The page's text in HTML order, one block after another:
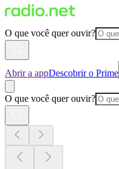
O que você quer ouvir?
Abrir a appDescobrir o Prime
O que você quer ouvir?